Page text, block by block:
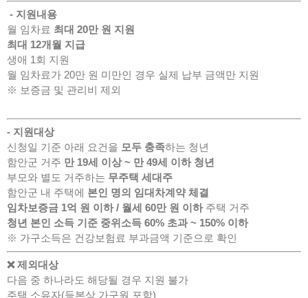
- 지원내용
월 임차료 최대 20만 원 지원
최대 12개월 지급
생애 1회 지원
월 임차료가 20만 원 미만인 경우 실제 납부 금액만 지원
※ 보증금 및 관리비 제외
- 지원대상
신청일 기준 아래 요건을 모두 충족하는 청년
함안군 거주 만 19세 이상 ~ 만 49세 이하 청년
부모와 별도 거주하는 무주택 세대주
함안군 내 주택에 본인 명의 임대차계약 체결
임차보증금 1억 원 이하 / 월세 60만 원 이하주택 거주
청년 본인 소득 기준 중위소득 60% 초과 ~ 150% 이하
※ 가구소득은 건강보험료 부과금액 기준으로 확인
❌ 제외대상
다음 중 하나라도 해당될 경우 지원 불가
주택 소유자(등본상 가구원 포함)